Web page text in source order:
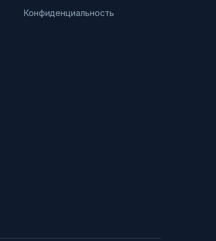
Конфиденциальность